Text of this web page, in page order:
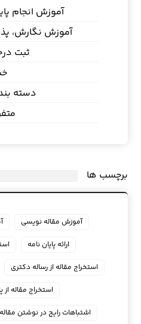
آموزش انجام
آموزش نگارش،
ثبت
دسته
برچسب ها
آموزش مقاله نویسی
ارائه پایان نامه
استخراج مقاله از رساله دکتری
استخراج مقاله از
اشتباهات رایج در نوشتن مقاله